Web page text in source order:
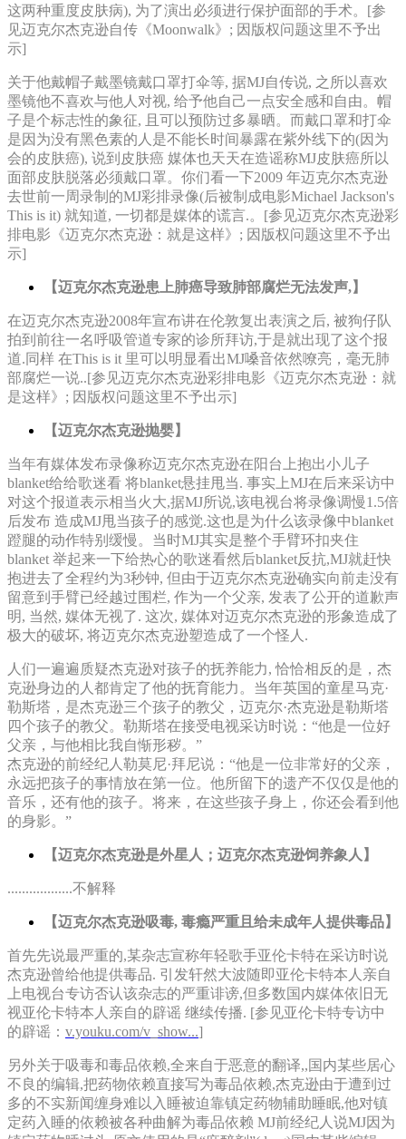
这两种重度皮肤病), 为了演出必须进行保护面部的手术。[参
见迈克尔杰克逊自传《Moonwalk》; 因版权问题这里不予出
示]
关于他戴帽子戴墨镜戴口罩打伞等, 据MJ自传说, 之所以喜欢
墨镜他不喜欢与他人对视, 给予他自己一点安全感和自由。帽
子是个标志性的象征, 且可以预防过多暴晒。而戴口罩和打伞
是因为没有黑色素的人是不能长时间暴露在紫外线下的(因为
会的皮肤癌), 说到皮肤癌 媒体也天天在造谣称MJ皮肤癌所以
面部皮肤脱落必须戴口罩。你们看一下2009 年迈克尔杰克逊
去世前一周录制的MJ彩排录像(后被制成电影Michael Jackson's
This is it) 就知道, 一切都是媒体的谎言.。[参见迈克尔杰克逊彩
排电影《迈克尔杰克逊：就是这样》; 因版权问题这里不予出
示]
【迈克尔杰克逊患上肺癌导致肺部腐烂无法发声,】
在迈克尔杰克逊2008年宣布讲在伦敦复出表演之后, 被狗仔队
拍到前往一名呼吸管道专家的诊所拜访,于是就出现了这个报
道.同样 在This is it 里可以明显看出MJ嗓音依然嘹亮，毫无肺
部腐烂一说..[参见迈克尔杰克逊彩排电影《迈克尔杰克逊：就
是这样》; 因版权问题这里不予出示]
【迈克尔杰克逊抛婴】
当年有媒体发布录像称迈克尔杰克逊在阳台上抱出小儿子
blanket给给歌迷看 将blanket悬挂甩当. 事实上MJ在后来采访中
对这个报道表示相当火大,据MJ所说,该电视台将录像调慢1.5倍
后发布 造成MJ甩当孩子的感觉.这也是为什么该录像中blanket
蹬腿的动作特别缓慢。当时MJ其实是整个手臂环扣夹住
blanket 举起来一下给热心的歌迷看然后blanket反抗,MJ就赶快
抱进去了全程约为3秒钟, 但由于迈克尔杰克逊确实向前走没有
留意到手臂已经越过围栏, 作为一个父亲, 发表了公开的道歉声
明, 当然, 媒体无视了. 这次, 媒体对迈克尔杰克逊的形象造成了
极大的破坏, 将迈克尔杰克逊塑造成了一个怪人.
人们一遍遍质疑杰克逊对孩子的抚养能力, 恰恰相反的是，杰
克逊身边的人都肯定了他的抚育能力。当年英国的童星马克·
勒斯塔，是杰克逊三个孩子的教父，迈克尔·杰克逊是勒斯塔
四个孩子的教父。勒斯塔在接受电视采访时说：“他是一位好
父亲，与他相比我自惭形秽。”
杰克逊的前经纪人勒莫尼·拜尼说：“他是一位非常好的父亲，
永远把孩子的事情放在第一位。他所留下的遗产不仅仅是他的
音乐，还有他的孩子。将来，在这些孩子身上，你还会看到他
的身影。”
【迈克尔杰克逊是外星人；迈克尔杰克逊饲养象人】
..................不解释
【迈克尔杰克逊吸毒, 毒瘾严重且给未成年人提供毒品】
首先先说最严重的,某杂志宣称年轻歌手亚伦卡特在采访时说
杰克逊曾给他提供毒品. 引发轩然大波随即亚伦卡特本人亲自
上电视台专访否认该杂志的严重诽谤,但多数国内媒体依旧无
视亚伦卡特本人亲自的辟谣 继续传播. [参见亚伦卡特专访中
的辟谣： v.youku.com/v_show...]
另外关于吸毒和毒品依赖,全来自于恶意的翻译,,国内某些居心
不良的编辑,把药物依赖直接写为毒品依赖,杰克逊由于遭到过
多的不实新闻缠身难以入睡被迫靠镇定药物辅助睡眠,他对镇
定药入睡的依赖被各种曲解为毒品依赖 MJ前经纪人说MJ因为